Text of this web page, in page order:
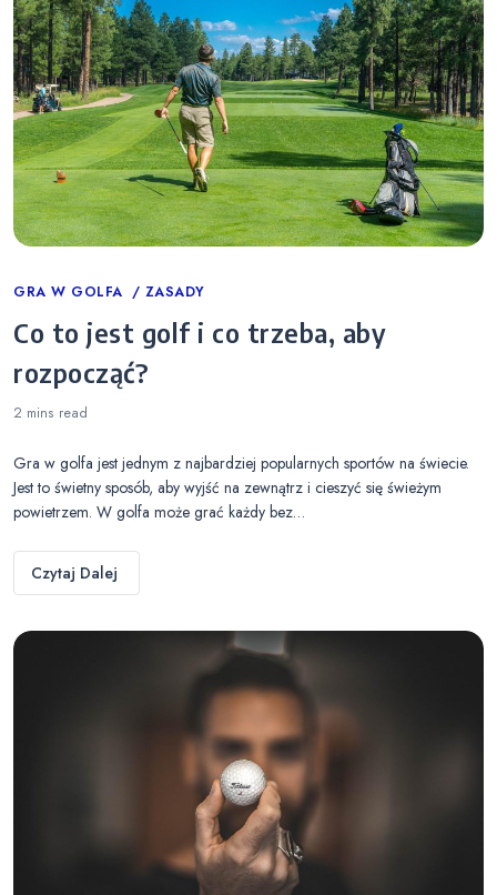
Categories
GRA W GOLFA ZASADY
Co to jest golf i co trzeba, aby
rozpocząć?
2 mins read
Gra w golfa jest jednym z najbardziej popularnych sportów na świecie.
Jest to świetny sposób, aby wyjść na zewnątrz i cieszyć się świeżym
powietrzem. W golfa może grać każdy bez…
Czytaj Dalej